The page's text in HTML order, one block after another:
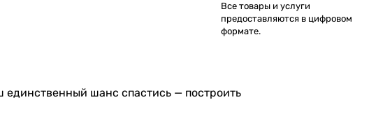
Все товары и услуги
предоставляются в цифровом
формате.
шанс спастись — построить